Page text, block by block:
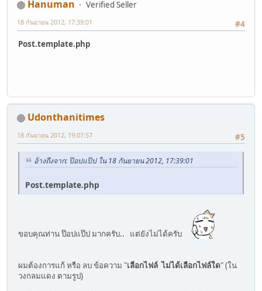
Hanuman
Verified Seller
#4
18 กันยายน 2012, 17:39:01
Post.template.php
Udonthanitimes
#5
18 กันยายน 2012, 19:07:57
อ้างถึงจาก: ป๊อปแป๊ป ใน 18 กันยายน 2012, 17:39:01
Post.template.php
ขอบคุณท่าน ป๊อปแป๊ป มากครับ.. แต่ยังไม่ได้ครับ
ผมต้องการแก้ หรือ ลบ ข้อความ "เลือกไฟล์ ไม่ได้เลือกไฟล์ใด" (ใน
วงกลมแดง ตามรูป)